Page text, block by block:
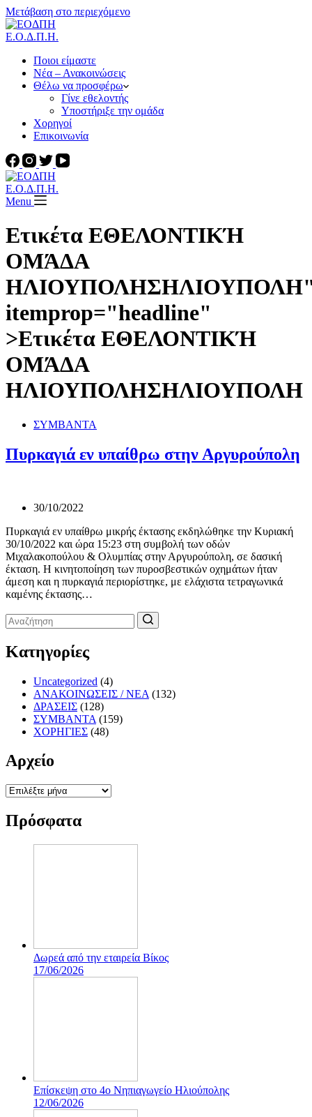
Μετάβαση στο περιεχόμενο
Ε.Ο.Δ.Π.Η.
Ποιοι είμαστε
Νέα – Ανακοινώσεις
Θέλω να προσφέρω
Γίνε εθελοντής
Υποστήριξε την ομάδα
Χορηγοί
Επικοινωνία
Ε.Ο.Δ.Π.Η.
Menu
Ετικέτα ΕΘΕΛΟΝΤΙΚΉ
ΟΜΆΔΑ
itemprop="headline"
>Ετικέτα ΕΘΕΛΟΝΤΙΚΉ
ΟΜΆΔΑ
ΗΛΙΟΥΠΟΛΗΣΗΛΙΟΥΠΟΛΗ
ΣΥΜΒΑΝΤΑ
Πυρκαγιά εν υπαίθρω στην Αργυρούπολη
30/10/2022
Πυρκαγιά εν υπαίθρω μικρής έκτασης εκδηλώθηκε την Κυριακή
30/10/2022 και ώρα 15:23 στη συμβολή των οδών
Μιχαλακοπούλου & Ολυμπίας στην Αργυρούπολη, σε δασική
έκταση. Η κινητοποίηση των πυροσβεστικών οχημάτων ήταν
άμεση και η πυρκαγιά περιορίστηκε, με ελάχιστα τετραγωνικά
καμένης έκτασης…
Κατηγορίες
Uncategorized (4)
ΑΝΑΚΟΙΝΩΣΕΙΣ / ΝΕΑ (132)
ΔΡΑΣΕΙΣ (128)
ΣΥΜΒΑΝΤΑ (159)
ΧΟΡΗΓΙΕΣ (48)
Αρχείο
Αρχείο
Πρόσφατα
Δωρεά από την εταιρεία Βίκος
17/06/2026
Επίσκεψη στο 4ο Νηπιαγωγείο Ηλιούπολης
12/06/2026